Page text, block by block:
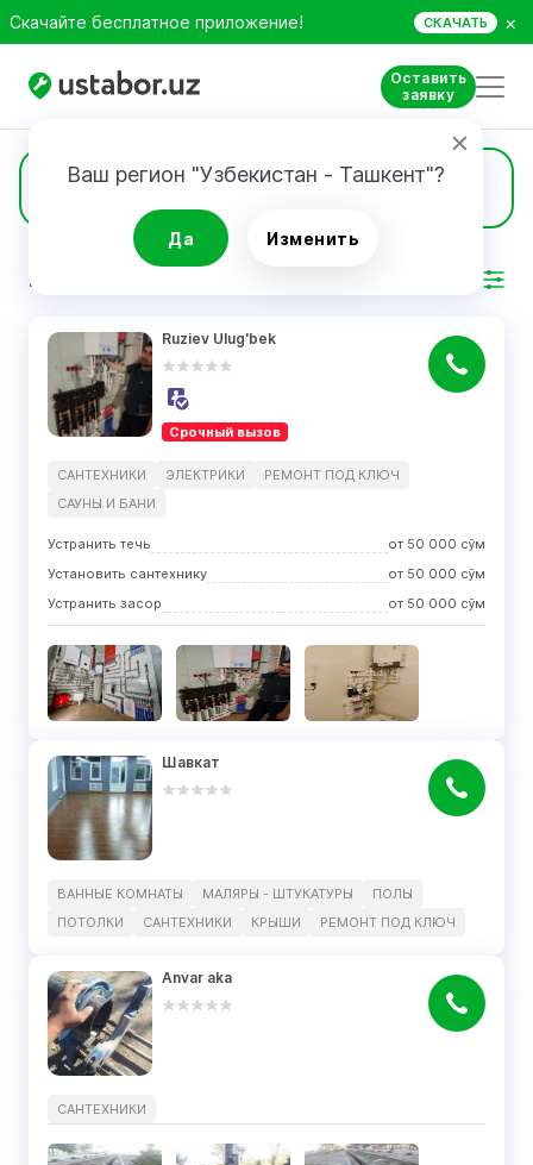
Скачайте бесплатное приложение! СКАЧАТЬ ×
Оставить
заявку
Ваш регион "Узбекистан - Ташкент"?
Да Изменить
Сантехники 54
РЕЗУЛЬТАТ
Ruziev Ulug'bek
Срочный вызов
САНТЕХНИКИ ЭЛЕКТРИКИ
РЕМОНТ ПОД КЛЮЧ
САУНЫ И БАНИ
Устранить течь от 50 000 сўм
Установить сантехнику
от 50 000 сўм
Устранить засор
от 50 000 сўм
Шавкат
ВАННЫЕ КОМНАТЫ МАЛЯРЫ - ШТУКАТУРЫ
ПОЛЫ
ПОТОЛКИ
САНТЕХНИКИ КРЫШИ РЕМОНТ ПОД КЛЮЧ
Anvar aka
САНТЕХНИКИ